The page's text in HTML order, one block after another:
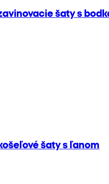
šaty s
šaty s ľanom